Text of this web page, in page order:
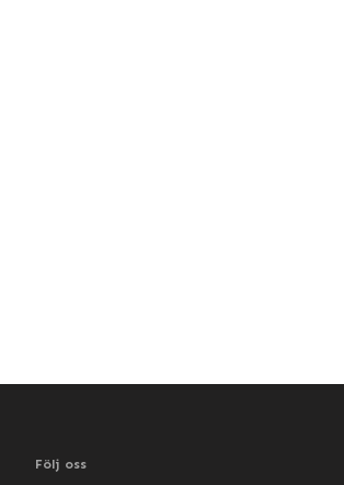
Följ oss